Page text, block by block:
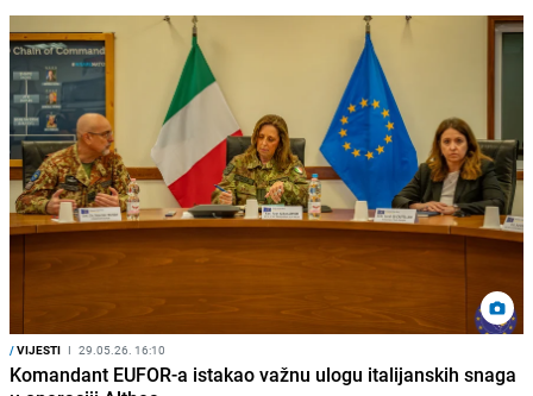
/VIJESTI I 29.05.26. 16:10
Komandant EUFOR-a istakao važnu ulogu italijanskih snaga